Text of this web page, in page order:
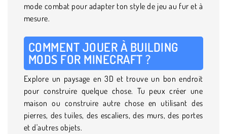
mode combat pour adapter ton style de jeu au fur et à
mesure.
COMMENT JOUER À BUILDING
MODS FOR MINECRAFT ?
Explore un paysage en 3D et trouve un bon endroit
pour construire quelque chose. Tu peux créer une
maison ou construire autre chose en utilisant des
pierres, des tuiles, des escaliers, des murs, des portes
et d'autres objets.